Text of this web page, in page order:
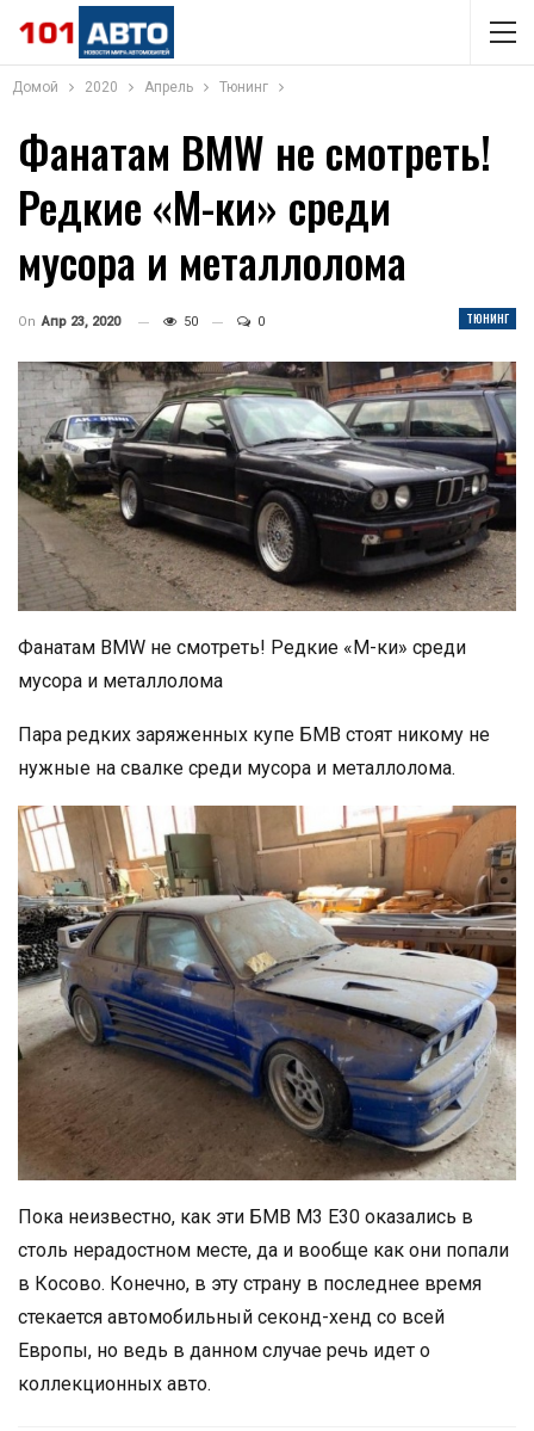
Домой 2020 Апрель Тюнинг
Фанатам BMW не смотреть!
Редкие «M-ки» среди
мусора и металлолома
ТЮНИНГ
On Апр 23, 2020 50 0
Фанатам BMW не смотреть! Редкие «M-ки» среди
мусора и металлолома
Пара редких заряженных купе БМВ стоят никому не
нужные на свалке среди мусора и металлолома.
Пока неизвестно, как эти БМВ М3 Е30 оказались в
столь нерадостном месте, да и вообще как они попали
в Косово. Конечно, в эту страну в последнее время
стекается автомобильный секонд-хенд со всей
Европы, но ведь в данном случае речь идет о
коллекционных авто.